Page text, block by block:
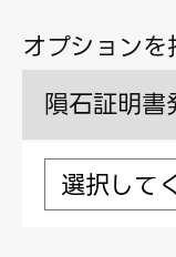
オプションを
隕石証明書